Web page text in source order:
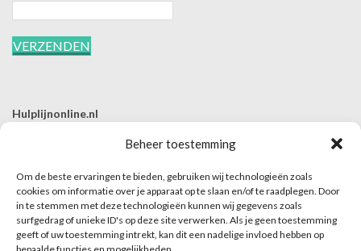
Beheer toestemming
Om de beste ervaringen te bieden, gebruiken wij technologieën zoals
cookies om informatie over je apparaat op te slaan en/of te raadplegen. Door
in te stemmen met deze technologieën kunnen wij gegevens zoals
surfgedrag of unieke ID's op deze site verwerken. Als je geen toestemming
geeft of uw toestemming intrekt, kan dit een nadelige invloed hebben op
Hulplijnonline.nl
E | info@hulplijnonline.nl
Contactformulier
Over Hulplijnonline.nl
Het team van Hulplijnonline.nl